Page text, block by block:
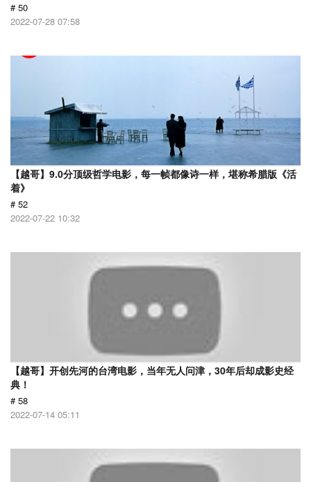
# 50
2022-07-28 07:58
【越哥】9.0分顶级哲学电影，每一帧都像诗一样，堪称希腊版《活
着》
# 52
2022-07-22 10:32
【越哥】开创先河的台湾电影，当年无人问津，30年后却成影史经
典！
# 58
2022-07-14 05:11